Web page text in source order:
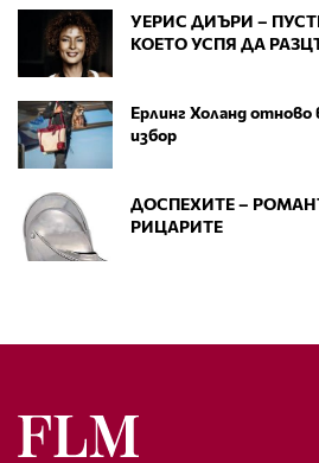
УЕРИС ДИЪРИ –
КОЕТО УСПЯ ДА
Ерлинг Холанд отново
избор
ДОСПЕХИТЕ –
РИЦАРИТЕ